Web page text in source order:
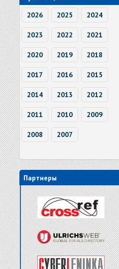
2026
2025 2024
2023 2022 2021
2020 2019 2018
2017 2016 2015
2014 2013 2012
2011 2010 2009
2008 2007
Партнеры